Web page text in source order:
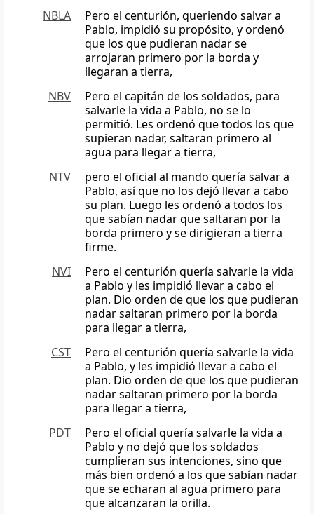
NBLA
Pero el centurión, queriendo salvar a
Pablo, impidió su propósito, y ordenó
que los que pudieran nadar se
arrojaran primero por la borda y
llegaran a tierra,
NBV
Pero el capitán de los soldados, para
salvarle la vida a Pablo, no se lo
permitió. Les ordenó que todos los que
supieran nadar, saltaran primero al
agua para llegar a tierra,
NTV
pero el oficial al mando quería salvar a
Pablo, así que no los dejó llevar a cabo
su plan. Luego les ordenó a todos los
que sabían nadar que saltaran por la
borda primero y se dirigieran a tierra
firme.
NVI
Pero el centurión quería salvarle la vida
a Pablo y les impidió llevar a cabo el
plan. Dio orden de que los que pudieran
nadar saltaran primero por la borda
para llegar a tierra,
CST
Pero el centurión quería salvarle la vida
a Pablo, y les impidió llevar a cabo el
plan. Dio orden de que los que pudieran
nadar saltaran primero por la borda
para llegar a tierra,
PDT
Pero el oficial quería salvarle la vida a
Pablo y no dejó que los soldados
cumplieran sus intenciones, sino que
más bien ordenó a los que sabían nadar
que se echaran al agua primero para
que alcanzaran la orilla.